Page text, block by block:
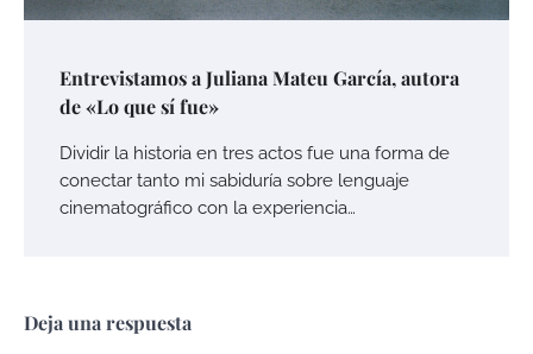
Entrevistamos a Juliana Mateu García, autora
de «Lo que sí fue»
Dividir la historia en tres actos fue una forma de
conectar tanto mi sabiduría sobre lenguaje
cinematográfico con la experiencia…
Deja una respuesta